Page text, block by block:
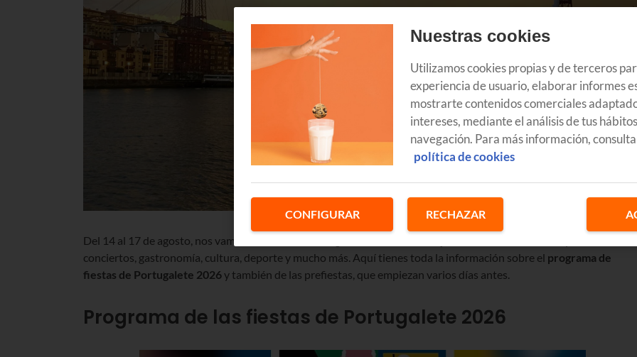
Del 14 al 17 de agosto, nos vamos de fiesta en Portugalete. En la localidad jarrillera celebran San Roque
conciertos, gastronomía, cultura, deporte y mucho más. Aquí tienes toda la información sobre el programa de
fiestas de Portugalete 2026y también de las prefiestas, que empiezan varios días antes.
Programa de las fiestas de Portugalete 2026
Nuestras cookies
Utilizamos cookies propias y de terceros
experiencia de usuario, elaborar informes
mostrarte contenidos comerciales
intereses, mediante el análisis de tus
navegación. Para más información,
política de cookies
CONFIGURAR RECHAZAR